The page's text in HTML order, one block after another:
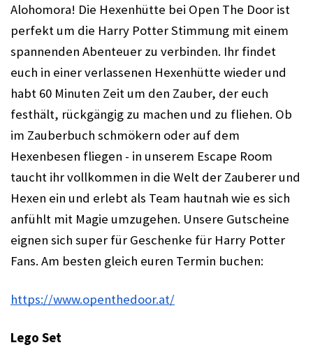
Alohomora! Die Hexenhütte bei Open The Door ist
perfekt um die Harry Potter Stimmung mit einem
spannenden Abenteuer zu verbinden. Ihr findet
euch in einer verlassenen Hexenhütte wieder und
habt 60 Minuten Zeit um den Zauber, der euch
festhält, rückgängig zu machen und zu fliehen. Ob
im Zauberbuch schmökern oder auf dem
Hexenbesen fliegen - in unserem Escape Room
taucht ihr vollkommen in die Welt der Zauberer und
Hexen ein und erlebt als Team hautnah wie es sich
anfühlt mit Magie umzugehen. Unsere Gutscheine
eignen sich super für Geschenke für Harry Potter
Fans. Am besten gleich euren Termin buchen:
https://www.openthedoor.at/
Lego Set